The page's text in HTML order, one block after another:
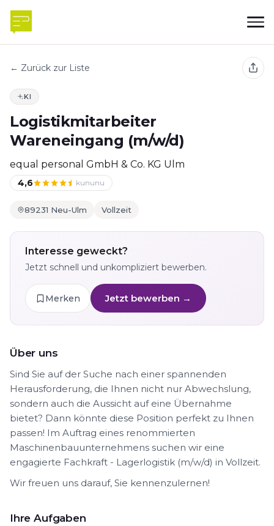
← Zurück zur Liste
KI
Logistikmitarbeiter
Wareneingang (m/w/d)
equal personal GmbH & Co. KG Ulm
4,6 kununu
89231 Neu-Ulm Vollzeit
Interesse geweckt?
Jetzt schnell und unkompliziert bewerben.
Merken Jetzt bewerben →
Über uns
Sind Sie auf der Suche nach einer spannenden
Herausforderung, die Ihnen nicht nur Abwechslung,
sondern auch die Aussicht auf eine Übernahme
bietet? Dann könnte diese Position perfekt zu Ihnen
passen! Im Auftrag eines renommierten
Maschinenbauunternehmens suchen wir eine
engagierte Fachkraft - Lagerlogistik (m/w/d) in Vollzeit.
Wir freuen uns darauf, Sie kennenzulernen!
Ihre Aufgaben